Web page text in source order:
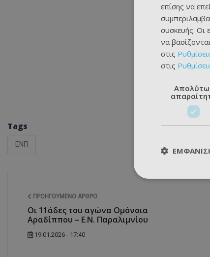
Tags
ΕΝΠ
ΠΡΟΗΓΟΎΜΕΝΟ ΆΡΘΡΟ
Οι 11άδες του αγώνα Ομόνοια
Αραδίππου – Ε.Ν. Παραλιμνίου
19.01.2026 - 17:40
επίσης να
συσκευής. Οι
να
στις
στις